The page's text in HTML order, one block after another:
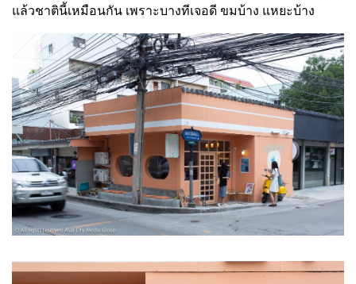
แล้วชาตินี้เหมือนกัน เพราะบางทีเจอดี ขมบ้าง แหยะบ้าง